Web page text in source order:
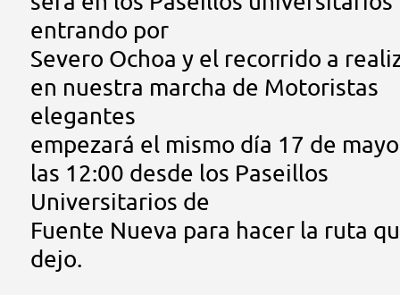
entrando por
Severo Ochoa y el recorrido a
en nuestra marcha de Motoristas
elegantes
empezará el mismo día 17 de
las 12:00 desde los Paseillos
Universitarios de
Fuente Nueva para hacer la ruta
dejo.